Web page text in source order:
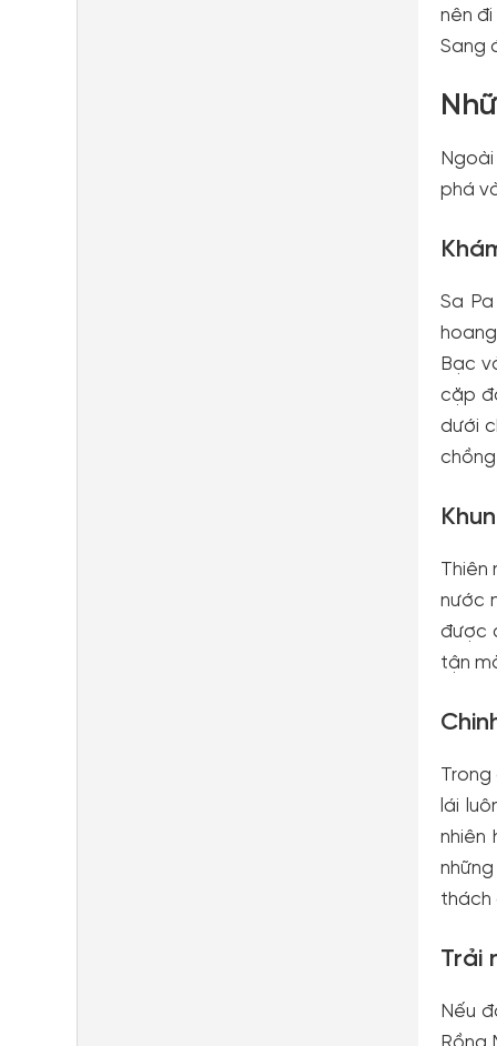
nên
Sang
phá
Sa
Bạc
cặp
dưới
Thiên
nước
được
tận
Trong
lái
nhiên
thách
Trải
Nếu